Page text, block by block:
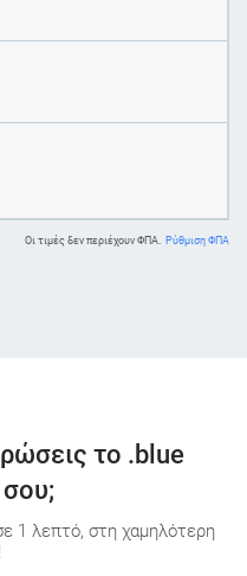
Οι τιμές δεν περιέχουν ΦΠΑ. Ρύθμιση ΦΠΑ
το .blue
1 λεπτό, στη χαμηλότερη